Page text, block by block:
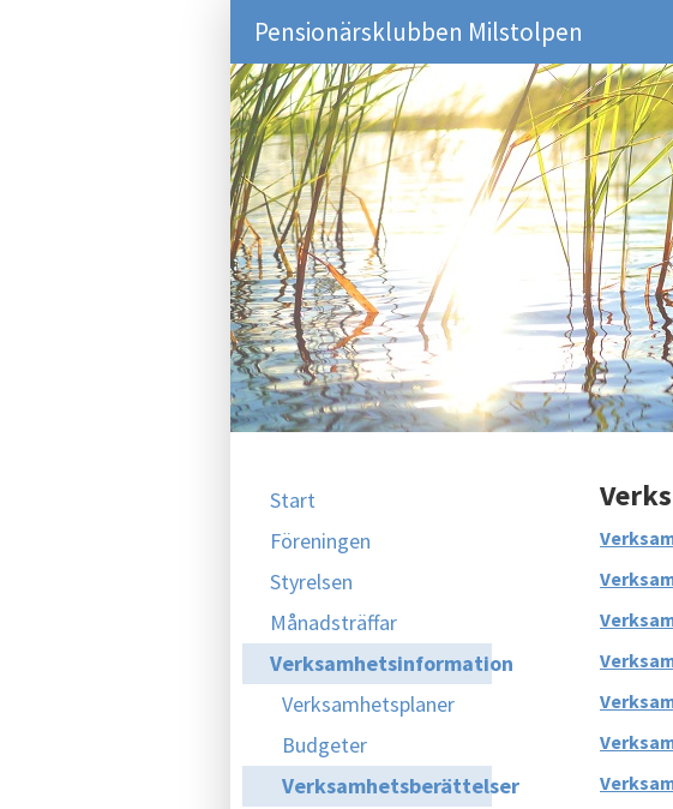
Pensionärsklubben Milstolpen
Start
Föreningen
Styrelsen
Månadsträffar
Verksamhetsinformation
Verksamhetsplaner
Budgeter
Verksamhetsberättelser